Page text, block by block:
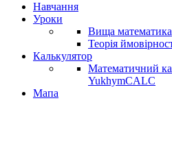
Навчання
Уроки
Вища математика
Теорія
Калькулятор
Математичний
YukhymCALC
Мапа